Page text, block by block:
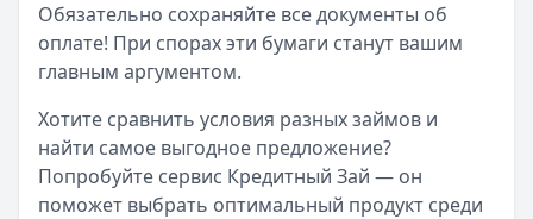
Обязательно сохраняйте все документы об
оплате! При спорах эти бумаги станут вашим
главным аргументом.
Хотите сравнить условия разных займов и
найти самое выгодное предложение?
Попробуйте сервис Кредитный Зай — он
поможет выбрать оптимальный продукт среди